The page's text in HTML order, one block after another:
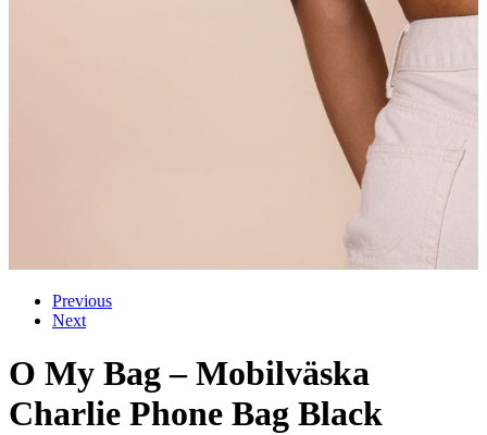
Previous
Next
O My Bag – Mobilväska
Charlie Phone Bag Black